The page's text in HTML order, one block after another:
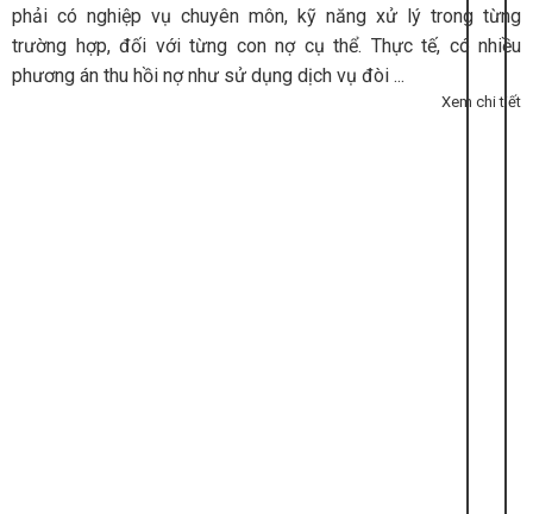
phải có nghiệp vụ chuyên môn, kỹ năng xử lý trong từng
trường hợp, đối với từng con nợ cụ thể. Thực tế, có nhiều
phương án thu hồi nợ như sử dụng dịch vụ đòi ...
Xem chi tiết